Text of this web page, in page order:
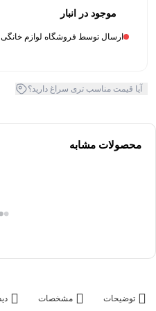
موجود در انبار
ارسال توسط فروشگاه لوازم خانگی
آیا قیمت مناسب تری سراغ دارید؟
محصولات مشابه
توضیحات مشخصات